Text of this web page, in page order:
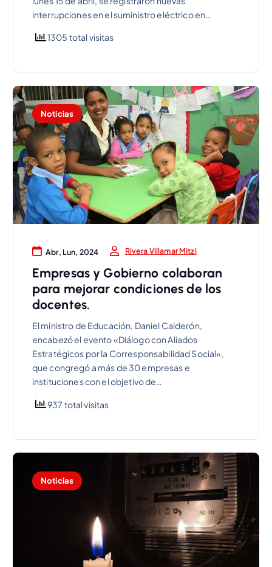
interrupciones en el suministro eléctrico en…
1305 total visitas
Noticias
Abr, Lun, 2024 Rivera Villamar Mitzi
Empresas y Gobierno colaboran
para mejorar condiciones de los
docentes.
El ministro de Educación, Daniel Calderón,
encabezó el evento «Diálogo con Aliados
Estratégicos por la Corresponsabilidad Social»,
que congregó a más de 30 empresas e
instituciones con el objetivo de…
937 total visitas
Noticias